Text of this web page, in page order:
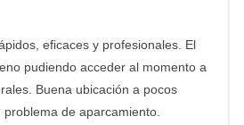
eficaces y profesionales. El
pudiendo acceder al momento a
Buena ubicación a pocos
de aparcamiento.